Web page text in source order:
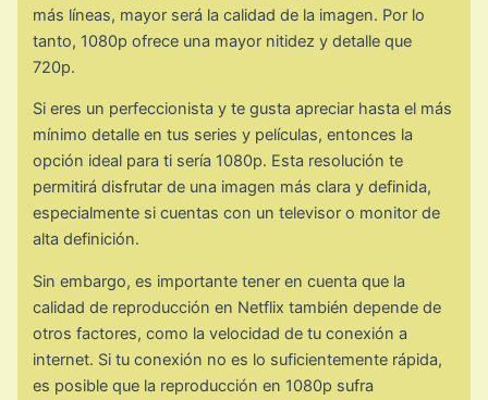
más líneas, mayor será la calidad de la imagen. Por lo
tanto, 1080p ofrece una mayor nitidez y detalle que
720p.
Si eres un perfeccionista y te gusta apreciar hasta el más
mínimo detalle en tus series y películas, entonces la
opción ideal para ti sería 1080p. Esta resolución te
permitirá disfrutar de una imagen más clara y definida,
especialmente si cuentas con un televisor o monitor de
alta definición.
Sin embargo, es importante tener en cuenta que la
calidad de reproducción en Netflix también depende de
otros factores, como la velocidad de tu conexión a
internet. Si tu conexión no es lo suficientemente rápida,
es posible que la reproducción en 1080p sufra